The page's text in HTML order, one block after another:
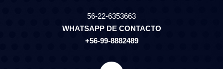
56-22-6353663
WHATSAPP DE CONTACTO
+56-99-8882489